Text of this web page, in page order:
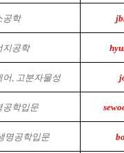
공학
지공학
어, 고분자물성
공학입문
명공학입문